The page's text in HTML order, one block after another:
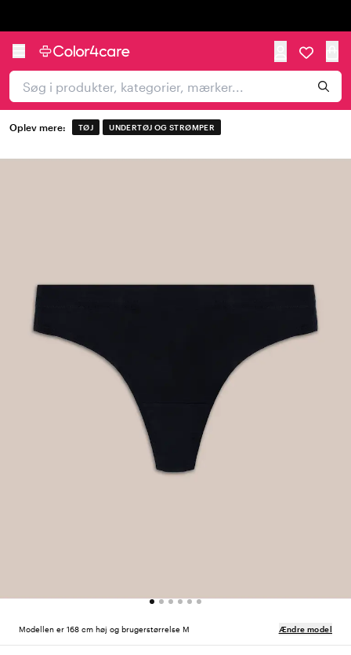
Oplev mere: TØJ UNDERTØJ OG STRØMPER
Modellen er 168 cm høj og brugerstørrelse M Ændre model